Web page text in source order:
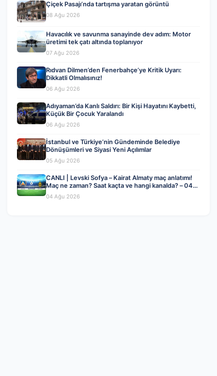
Çiçek Pasajı’nda tartışma yaratan görüntü
08 Ağu 2026
Havacılık ve savunma sanayinde dev adım: Motor
üretimi tek çatı altında toplanıyor
07 Ağu 2026
Rıdvan Dilmen’den Fenerbahçe’ye Kritik Uyarı:
Dikkatli Olmalısınız!
06 Ağu 2026
Adıyaman’da Kanlı Saldırı: Bir Kişi Hayatını Kaybetti,
Küçük Bir Çocuk Yaralandı
06 Ağu 2026
İstanbul ve Türkiye’nin Gündeminde Belediye
Dönüşümleri ve Siyasi Yeni Açılımlar
05 Ağu 2026
CANLI | Levski Sofya – Kairat Almaty maç anlatımı!
Maç ne zaman? Saat kaçta ve hangi kanalda? – 04
Ağustos 2026
04 Ağu 2026